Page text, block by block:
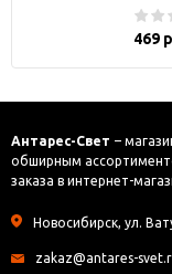
469
Антарес-Свет –
обширным
заказа в интернет-
Новосибирск, ул.
zakaz@antares-